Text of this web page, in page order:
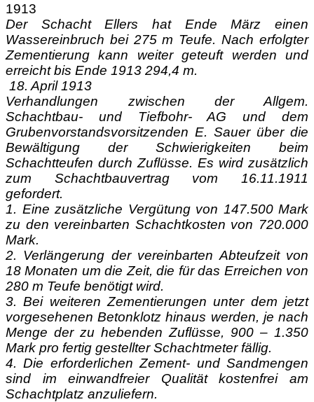
1913
Der Schacht Ellers hat Ende März einen
Wassereinbruch bei 275 m Teufe. Nach erfolgter
Zementierung kann weiter geteuft werden und
erreicht bis Ende 1913 294,4 m.
18. April 1913
Verhandlungen zwischen der Allgem.
Schachtbau- und Tiefbohr- AG und dem
Grubenvorstandsvorsitzenden E. Sauer über die
Bewältigung der Schwierigkeiten beim
Schachtteufen durch Zuflüsse. Es wird zusätzlich
zum Schachtbauvertrag vom 16.11.1911
gefordert.
1. Eine zusätzliche Vergütung von 147.500 Mark
zu den vereinbarten Schachtkosten von 720.000
Mark.
2. Verlängerung der vereinbarten Abteufzeit von
18 Monaten um die Zeit, die für das Erreichen von
280 m Teufe benötigt wird.
3. Bei weiteren Zementierungen unter dem jetzt
vorgesehenen Betonklotz hinaus werden, je nach
Menge der zu hebenden Zuflüsse, 900 – 1.350
Mark pro fertig gestellter Schachtmeter fällig.
4. Die erforderlichen Zement- und Sandmengen
sind im einwandfreier Qualität kostenfrei am
Schachtplatz anzuliefern.